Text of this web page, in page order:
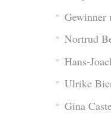
Gewinner
Nortrud
Hans-
Ulrike
Gina